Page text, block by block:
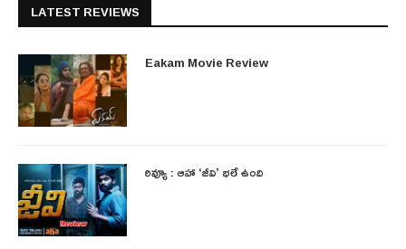
LATEST REVIEWS
Eakam Movie Review
రివ్యూ : ఆహా ‘జీవి’ భలే ఉంది